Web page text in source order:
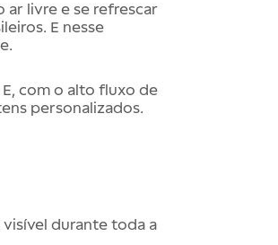
ar livre e se refrescar
E nesse
com o alto fluxo de
personalizados.
visível durante toda a